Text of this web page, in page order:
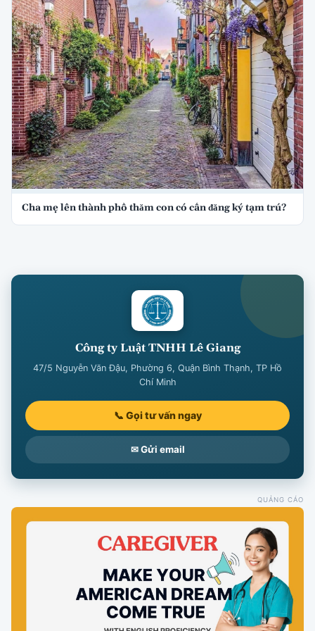
Cha mẹ lên thành phố thăm con có cần đăng ký tạm trú?
Công ty Luật TNHH Lê Giang
47/5 Nguyễn Văn Đậu, Phường 6, Quận Bình Thạnh, TP Hồ
Chí Minh
📞 Gọi tư vấn ngay
✉ Gửi email
QUẢNG CÁO